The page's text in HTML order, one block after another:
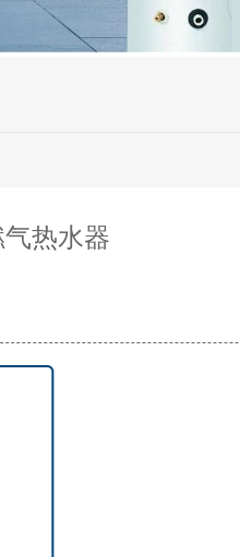
热水器